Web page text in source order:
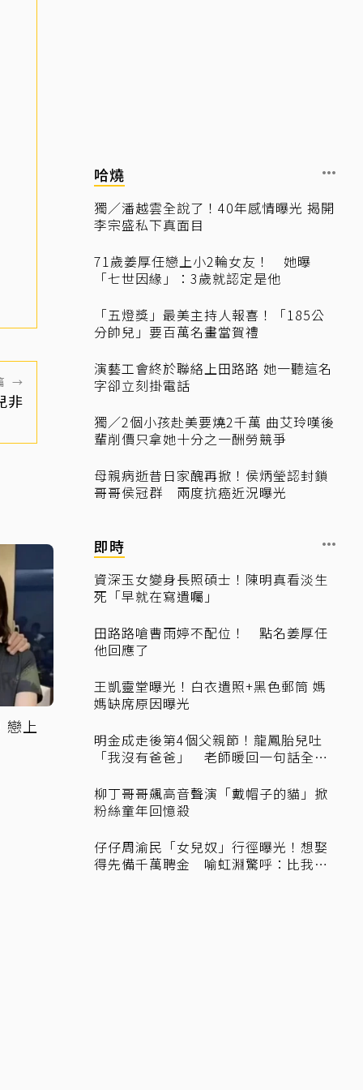
→
非
戀上
哈燒
獨／潘越雲全說了！40年感情曝光 揭開
李宗盛私下真面目
71歲姜厚任戀上小2輪女友！ 她曝
「七世因緣」：3歲就認定是他
「五燈獎」最美主持人報喜！「185公
分帥兒」要百萬名畫當賀禮
演藝工會終於聯絡上田路路 她一聽這名
字卻立刻掛電話
獨／2個小孩赴美要燒2千萬 曲艾玲嘆後
輩削價只拿她十分之一酬勞競爭
母親病逝昔日家醜再掀！侯炳瑩認封鎖
哥哥侯冠群 兩度抗癌近況曝光
即時
資深玉女變身長照碩士！陳明真看淡生
死「早就在寫遺囑」
田路路嗆曹雨婷不配位！ 點名姜厚任
他回應了
王凱靈堂曝光！白衣遺照+黑色郵筒 媽
媽缺席原因曝光
明金成走後第4個父親節！龍鳳胎兒吐
「我沒有爸爸」 老師暖回一句話全
柳丁哥哥飆高音聲演「戴帽子的貓」掀
粉絲童年回憶殺
仔仔周渝民「女兒奴」行徑曝光！想娶
得先備千萬聘金 喻虹淵驚呼：比我